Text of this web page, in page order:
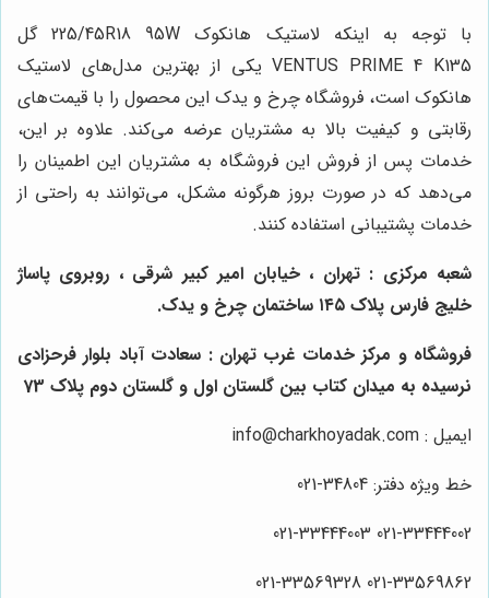
با توجه به اینکه لاستیک هانکوک 225/45R18 95W گل
VENTUS PRIME 4 K135 یکی از بهترین مدل‌های لاستیک
هانکوک است، فروشگاه چرخ و یدک این محصول را با قیمت‌های
رقابتی و کیفیت بالا به مشتریان عرضه می‌کند. علاوه بر این،
خدمات پس از فروش این فروشگاه به مشتریان این اطمینان را
می‌دهد که در صورت بروز هرگونه مشکل، می‌توانند به راحتی از
خدمات پشتیبانی استفاده کنند.
شعبه مرکزی : تهران ، خیابان امیر کبیر شرقی ، روبروی پاساژ
خلیج فارس پلاک ۱۴۵ ساختمان چرخ و یدک.
فروشگاه و مرکز خدمات غرب تهران : سعادت آباد بلوار فرحزادی
نرسیده به میدان کتاب بین گلستان اول و گلستان دوم پلاک 73
ایمیل : info@charkhoyadak.com
خط ویژه دفتر: 34804-021
021-33444002 021-33444003
021-33569862 021-33569328